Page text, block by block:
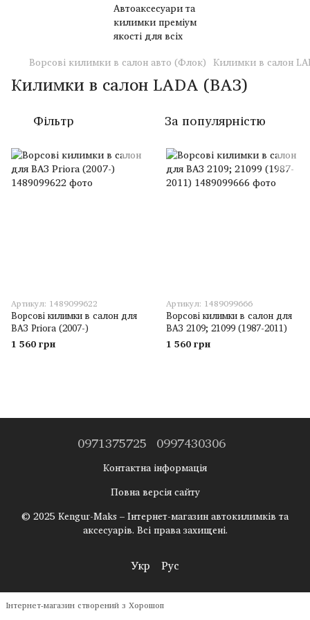
Ворсові килимки в салон авто (Флок) Килимки в салон
Килимки в салон LADA (ВАЗ)
Фільтр За популярністю
Артикул: 1489099622
Ворсові килимки в салон для
ВАЗ Priora (2007-)
1 560 грн
Артикул: 1489099666
Ворсові килимки в салон для
ВАЗ 2109; 21099 (1987-2011)
1 560 грн
0971375725 0997430306
Контактна інформація
Повна версія сайту
© 2025 Kengur-Maks – Інтернет-магазин автокилимків та
аксесуарів. Всі права захищені.
Укр Рус
Інтернет-магазин створений з Хорошоп